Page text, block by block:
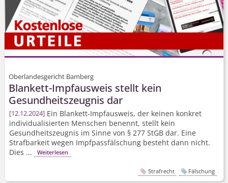
Oberlandesgericht Bamberg
Blankett-Impfausweis stellt kein
Gesundheitszeugnis dar
12.12.2024 Ein Blankett-Impfausweis, der keinen konkret
individualisierten Menschen benennt, stellt kein
Gesundheitszeugnis im Sinne von § 277 StGB dar. Eine
Strafbarkeit wegen Impfpassfälschung besteht dann nicht.
Dies ...
Weiterlesen
Strafrecht Fälschung